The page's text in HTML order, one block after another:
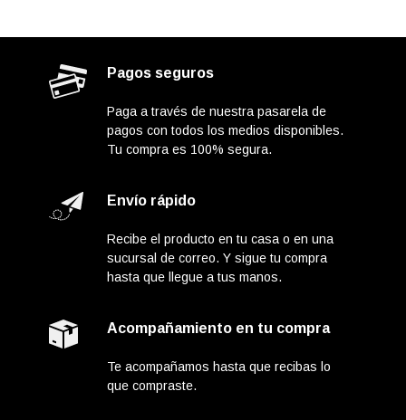
Pagos seguros
Paga a través de nuestra pasarela de
pagos con todos los medios disponibles.
Tu compra es 100% segura.
Envío rápido
Recibe el producto en tu casa o en una
sucursal de correo. Y sigue tu compra
hasta que llegue a tus manos.
Acompañamiento en tu compra
Te acompañamos hasta que recibas lo
que compraste.